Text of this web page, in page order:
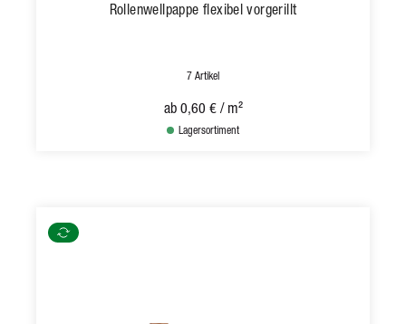
Rollenwellpappe flexibel vorgerillt
7 Artikel
ab 0,60 € / m²
Lagersortiment